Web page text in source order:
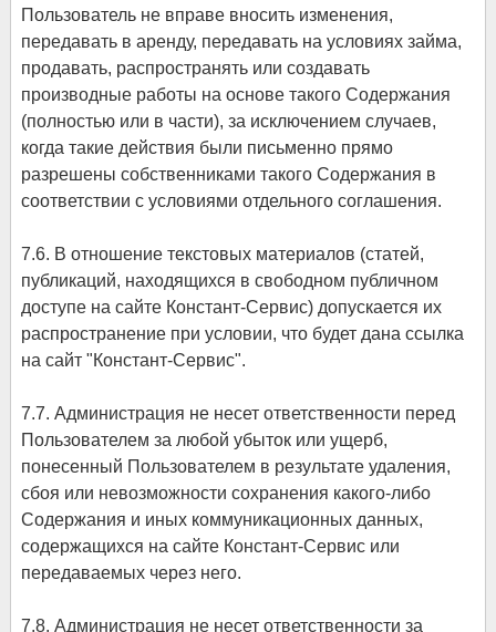
Пользователь не вправе вносить изменения,
передавать в аренду, передавать на условиях займа,
продавать, распространять или создавать
производные работы на основе такого Содержания
(полностью или в части), за исключением случаев,
когда такие действия были письменно прямо
разрешены собственниками такого Содержания в
соответствии с условиями отдельного соглашения.
7.6. В отношение текстовых материалов (статей,
публикаций, находящихся в свободном публичном
доступе на сайте Констант-Сервис) допускается их
распространение при условии, что будет дана ссылка
на сайт "Констант-Сервис".
7.7. Администрация не несет ответственности перед
Пользователем за любой убыток или ущерб,
понесенный Пользователем в результате удаления,
сбоя или невозможности сохранения какого-либо
Содержания и иных коммуникационных данных,
содержащихся на сайте Констант-Сервис или
передаваемых через него.
7.8. Администрация не несет ответственности за